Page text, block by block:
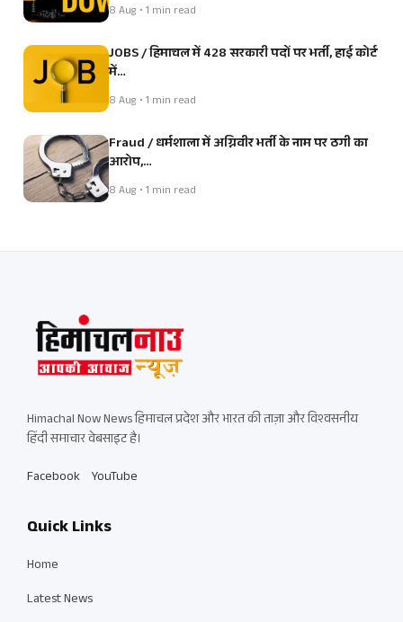
8 Aug • 1 min read
JOBS / हिमाचल में 428 सरकारी पदों पर भर्ती, हाई कोर्ट
में…
8 Aug • 1 min read
Fraud / धर्मशाला में अग्निवीर भर्ती के नाम पर ठगी का
आरोप,…
8 Aug • 1 min read
Himachal Now News हिमाचल प्रदेश और भारत की ताज़ा और विश्वसनीय
हिंदी समाचार वेबसाइट है।
Facebook YouTube
Quick Links
Home
Latest News